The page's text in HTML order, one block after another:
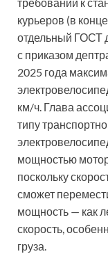
курьеров (в
отдельный ГОСТ
с приказом
2025 года
км/ч. Глава
типу
мощностью
поскольку
сможет
мощность — как
скорость,
груза.